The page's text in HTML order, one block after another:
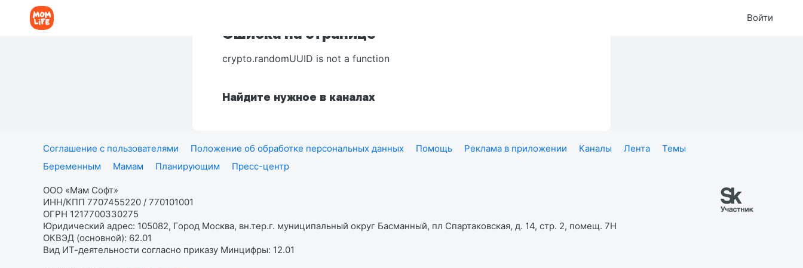
Войти
Ошибка на странице
crypto.randomUUID is not a function
Найдите нужное в каналах
Соглашение с пользователями Положение об обработке персональных данных Помощь Реклама в приложении Каналы Лента
Темы
Беременным
Мамам Планирующим Пресс-центр
ООО «Мам Софт»
ИНН/КПП 7707455220 / 770101001
ОГРН 1217700330275
Юридический адрес: 105082, Город Москва, вн.тер.г. муниципальный округ Басманный, пл Спартаковская, д. 14, стр. 2, помещ. 7Н
ОКВЭД (основной): 62.01
Вид ИТ-деятельности согласно приказу Минцифры: 12.01